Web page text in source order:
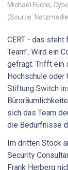
Michael Fuchs,
(Source:
CERT - das steht
Team". Wird ein
gefragt. Trifft ein
Hochschule oder
Stiftung Switch
sich das Team
die Bedürfnisse
Im dritten Stock
Security
Frank Herberg